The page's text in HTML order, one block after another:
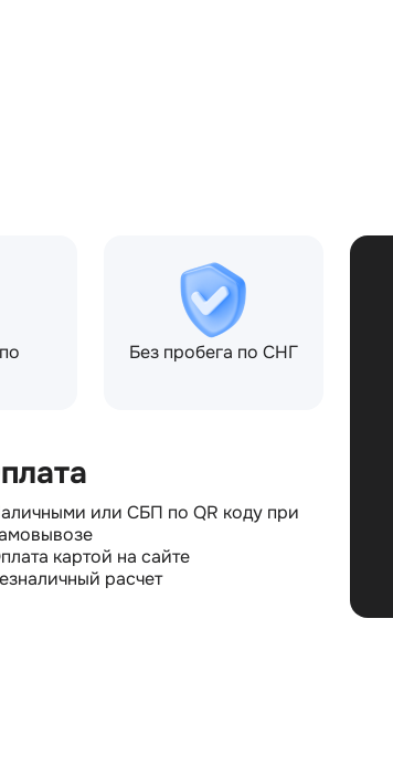
Без пробега по СНГ
или СБП по QR коду при
картой на сайте
расчет